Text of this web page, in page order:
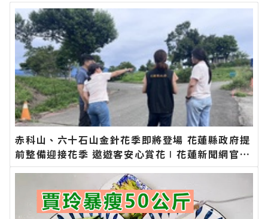
赤科山、六十石山金針花季即將登場 花蓮縣政府提
前整備迎接花季 邀遊客安心賞花∣花蓮新聞網官方
網站各類新聞－最快速的今日新聞報導 最新的在地